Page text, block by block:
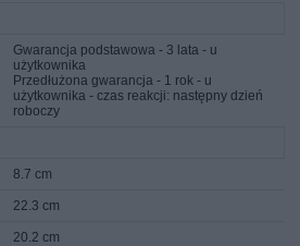
Gwarancja podstawowa - 3 lata - u
użytkownika
Przedłużona gwarancja - 1 rok - u
użytkownika - czas reakcji: następny dzień
roboczy
8.7 cm
22.3 cm
20.2 cm